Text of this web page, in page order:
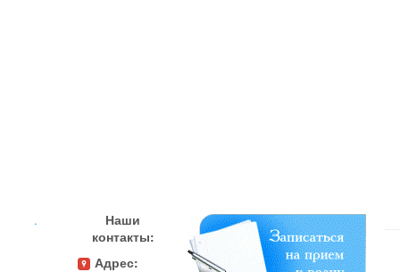
.
Наши
контакты:
Адрес: